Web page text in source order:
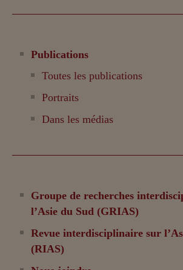
Publications
Toutes les publications
Portraits
Dans les médias
Groupe de recherches
l’Asie du Sud (GRIAS)
Revue interdisciplinaire sur
(RIAS)